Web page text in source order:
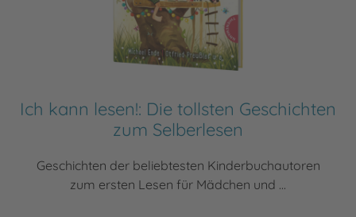
Ich kann lesen!: Die tollsten Geschichten
zum Selberlesen
Geschichten der beliebtesten Kinderbuchautoren
zum ersten Lesen für Mädchen und ...